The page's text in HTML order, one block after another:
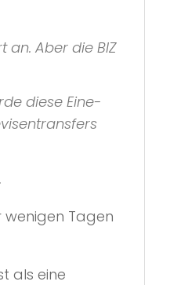
Aber die BIZ
diese Eine-
Tagen
als eine